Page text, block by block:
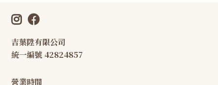
吉葉陞有限公司
統一編號 42824857
營業時間